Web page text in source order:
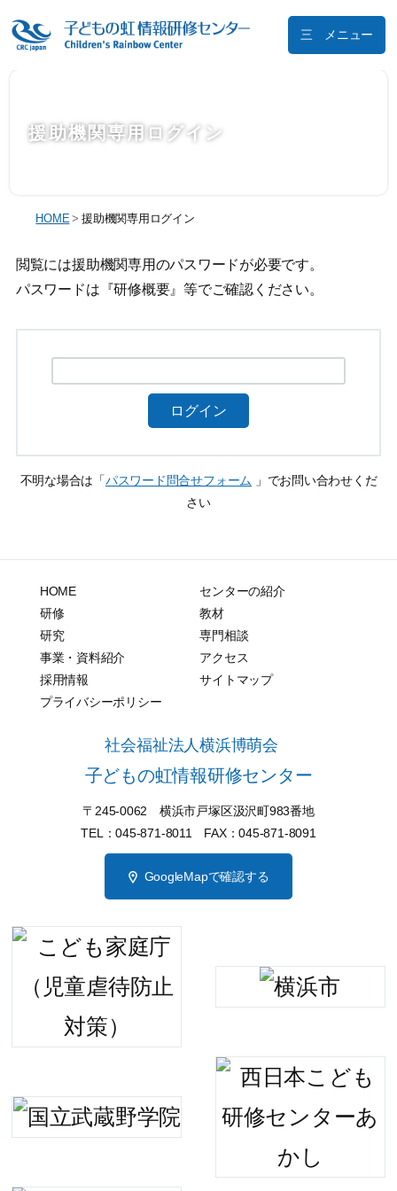
メニュー
援助機関専用ログイン
HOME > 援助機関専用ログイン
閲覧には援助機関専用のパスワードが必要です。
パスワードは『研修概要』等でご確認ください。
ログイン
不明な場合は「パスワード問合せフォーム 」でお問い合わせくだ
さい
HOME
センターの紹介
研修
教材
研究
専門相談
事業・資料紹介
アクセス
採用情報
サイトマップ
プライバシーポリシー
社会福祉法人横浜博萌会
子どもの虹情報研修センター
〒245-0062 横浜市戸塚区汲沢町983番地
TEL：045-871-8011 FAX：045-871-8091
GoogleMapで確認する